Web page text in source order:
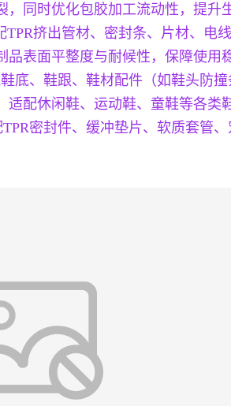
同时优化包胶加工流动性，提升
TPR挤出管材、密封条、片材、电
表面平整度与耐候性，保障使用
鞋底、鞋跟、鞋材配件（如鞋头防
配休闲鞋、运动鞋、童鞋等各类
TPR密封件、缓冲垫片、软质套管